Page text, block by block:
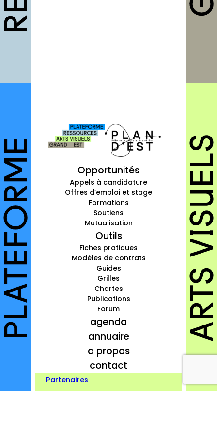
agenda
annuaires
structures
autres annuaires
à propos
contact
Connexion
Inscription
Opportunités
Appels à candidature
Offres d’emploi et stage
Formations
Soutiens
Mutualisation
Outils
Fiches pratiques
Modèles de contrats
Guides
Grilles
Chartes
Publications
Forum
agenda
annuaire
a propos
contact
Partenaires